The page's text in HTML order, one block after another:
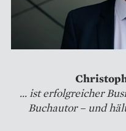
... ist erfolgreicher
Buchautor – und